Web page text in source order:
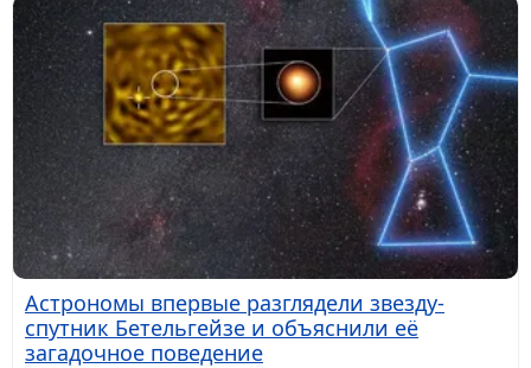
Астрономы впервые разглядели звезду-
спутник Бетельгейзе и объяснили её
загадочное поведение